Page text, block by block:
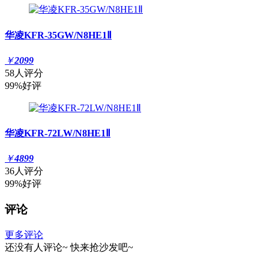
华凌KFR-35GW/N8HE1Ⅱ
￥2099
58人评分
99%好评
华凌KFR-72LW/N8HE1Ⅱ
￥4899
36人评分
99%好评
评论
更多评论
还没有人评论~ 快来抢沙发吧~